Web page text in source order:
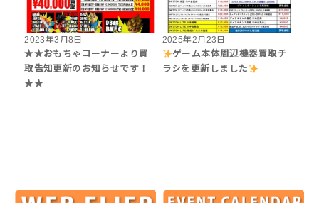
2023年3月8日
★★おもちゃコーナーより買
取告知更新のお知らせです！
★★
2025年2月23日
ゲーム本体周辺機器買取チ
ラシを更新しました